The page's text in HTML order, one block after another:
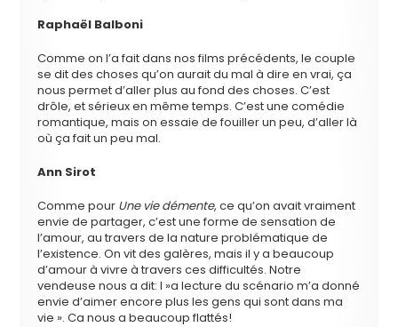
Raphaël Balboni
Comme on l’a fait dans nos films précédents, le couple
se dit des choses qu’on aurait du mal à dire en vrai, ça
nous permet d’aller plus au fond des choses. C’est
drôle, et sérieux en même temps. C’est une comédie
romantique, mais on essaie de fouiller un peu, d’aller là
où ça fait un peu mal.
Ann Sirot
Comme pour Une vie démente, ce qu’on avait vraiment
envie de partager, c’est une forme de sensation de
l’amour, au travers de la nature problématique de
l’existence. On vit des galères, mais il y a beaucoup
d’amour à vivre à travers ces difficultés. Notre
vendeuse nous a dit: l »a lecture du scénario m’a donné
envie d’aimer encore plus les gens qui sont dans ma
vie ». Ca nous a beaucoup flattés!